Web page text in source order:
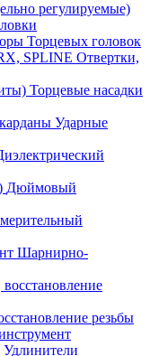
регулируемые)
Торцевых головок
Отвертки,
Торцевые насадки
Ударные
Дюймовый
Шарнирно-
резьбы